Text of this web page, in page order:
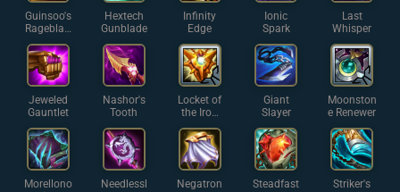
Guinsoo's
Rageblad
e
Hextech
Gunblade
Infinity
Edge
Ionic
Spark
Last
Whisper
Jeweled
Gauntlet
Nashor's
Tooth
Locket of
the Iron
Solari
Giant
Slayer
Moonston
e Renewer
Morellono
Needlessl
Negatron
Steadfast
Striker's